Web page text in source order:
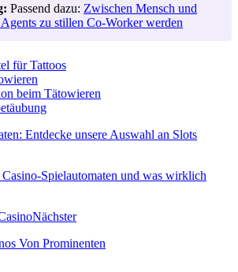
Passend dazu: Zwischen Mensch und
zu stillen Co-Worker werden
für Tattoos
beim Tätowieren
Spielautomaten und was wirklich
Nächster
Von Prominenten